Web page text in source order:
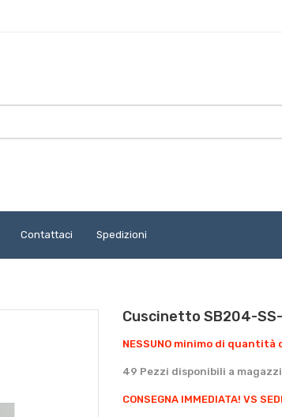
Contattaci Spedizioni
Cuscinetto SB204-
NESSUNO minimo di quantità
49 Pezzi disponibili a
CONSEGNA IMMEDIATA! VS